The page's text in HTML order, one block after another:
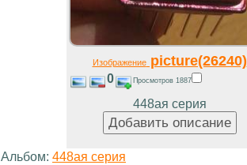
Изображениеpicture(26240)
0 Просмотров 1887
448ая серия
Альбом: 448ая серия